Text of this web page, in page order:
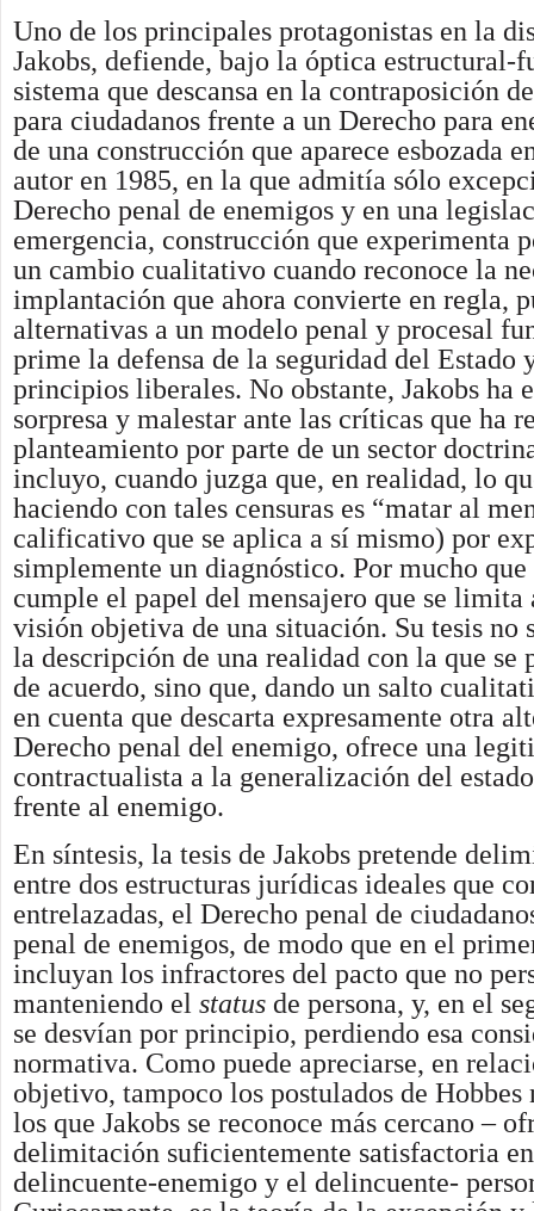
Uno de los principales protagonistas en la
Jakobs, defiende, bajo la óptica estructural-
sistema que descansa en la contraposición
para ciudadanos frente a un Derecho para
de una construcción que aparece esbozada
autor en 1985, en la que admitía sólo
Derecho penal de enemigos y en una
emergencia, construcción que experimenta
un cambio cualitativo cuando reconoce la
implantación que ahora convierte en regla,
alternativas a un modelo penal y procesal
prime la defensa de la seguridad del Estado
principios liberales. No obstante, Jakobs ha
sorpresa y malestar ante las críticas que ha
planteamiento por parte de un sector
incluyo, cuando juzga que, en realidad, lo
haciendo con tales censuras es “matar al
calificativo que se aplica a sí mismo) por
simplemente un diagnóstico. Por mucho que
cumple el papel del mensajero que se limita
visión objetiva de una situación. Su tesis no
la descripción de una realidad con la que se
de acuerdo, sino que, dando un salto
en cuenta que descarta expresamente otra
Derecho penal del enemigo, ofrece una
contractualista a la generalización del
frente al enemigo.
En síntesis, la tesis de Jakobs pretende
entre dos estructuras jurídicas ideales que
entrelazadas, el Derecho penal de
penal de enemigos, de modo que en el
incluyan los infractores del pacto que no
manteniendo el status de persona, y, en el
se desvían por principio, perdiendo esa
normativa. Como puede apreciarse, en
objetivo, tampoco los postulados de
los que Jakobs se reconoce más cercano –
delimitación suficientemente satisfactoria
delincuente-enemigo y el delincuente-